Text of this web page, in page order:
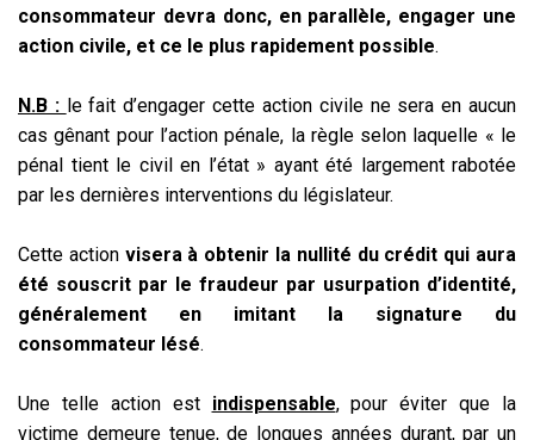
consommateur devra donc, en parallèle, engager une
action civile, et ce le plus rapidement possible.
N.B : le fait d’engager cette action civile ne sera en aucun
cas gênant pour l’action pénale, la règle selon laquelle « le
pénal tient le civil en l’état » ayant été largement rabotée
par les dernières interventions du législateur.
Cette action visera à obtenir la nullité du crédit qui aura
été souscrit par le fraudeur par usurpation d’identité,
généralement en imitant la signature du
consommateur lésé.
Une telle action est indispensable, pour éviter que la
victime demeure tenue, de longues années durant, par un